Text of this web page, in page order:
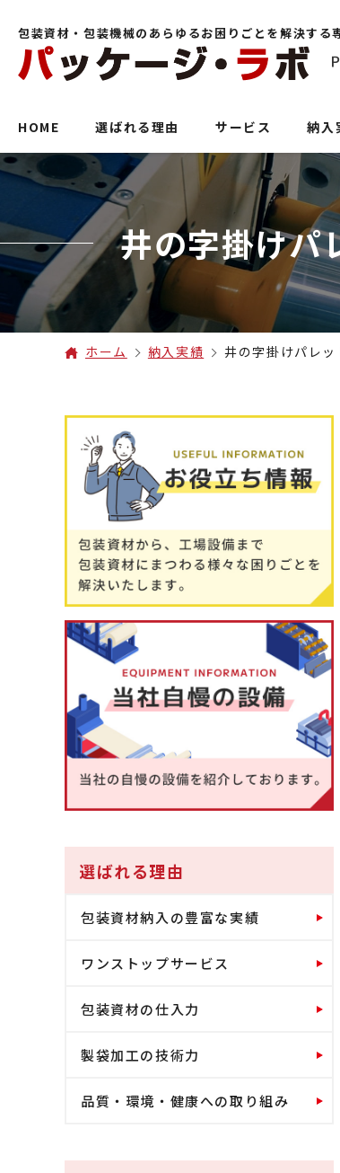
包装資材・包装機械のあらゆるお困りごとを解決する
HOME 選ばれる理由 サービス 納入
井の字掛けパ
ホーム 納入実績 井の字掛けパレ
選ばれる理由
包装資材納入の豊富な実績
ワンストップサービス
包装資材の仕入力
製袋加工の技術力
品質・環境・健康への取り組み